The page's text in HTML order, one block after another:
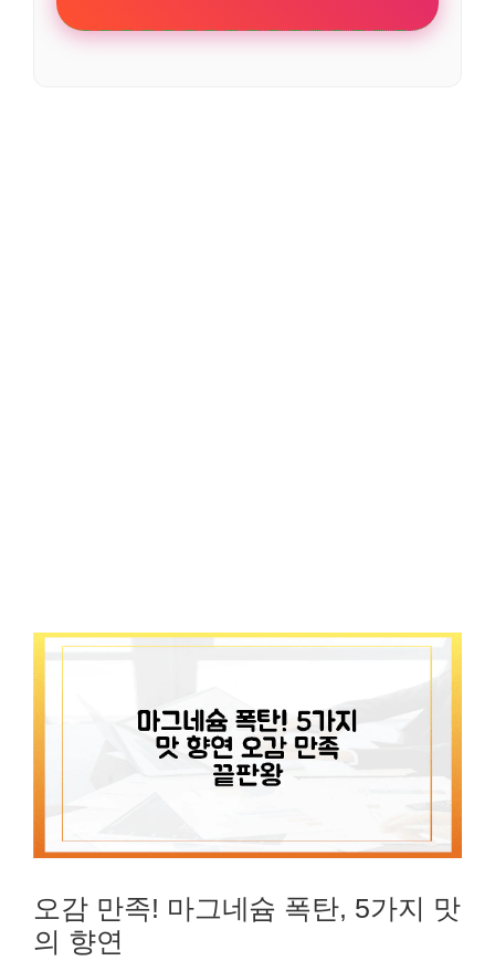
오감 만족! 마그네슘 폭탄, 5가지 맛
의 향연